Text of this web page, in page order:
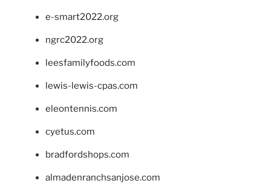
e-smart2022.org
ngrc2022.org
leesfamilyfoods.com
lewis-lewis-cpas.com
eleontennis.com
cyetus.com
bradfordshops.com
almadenranchsanjose.com